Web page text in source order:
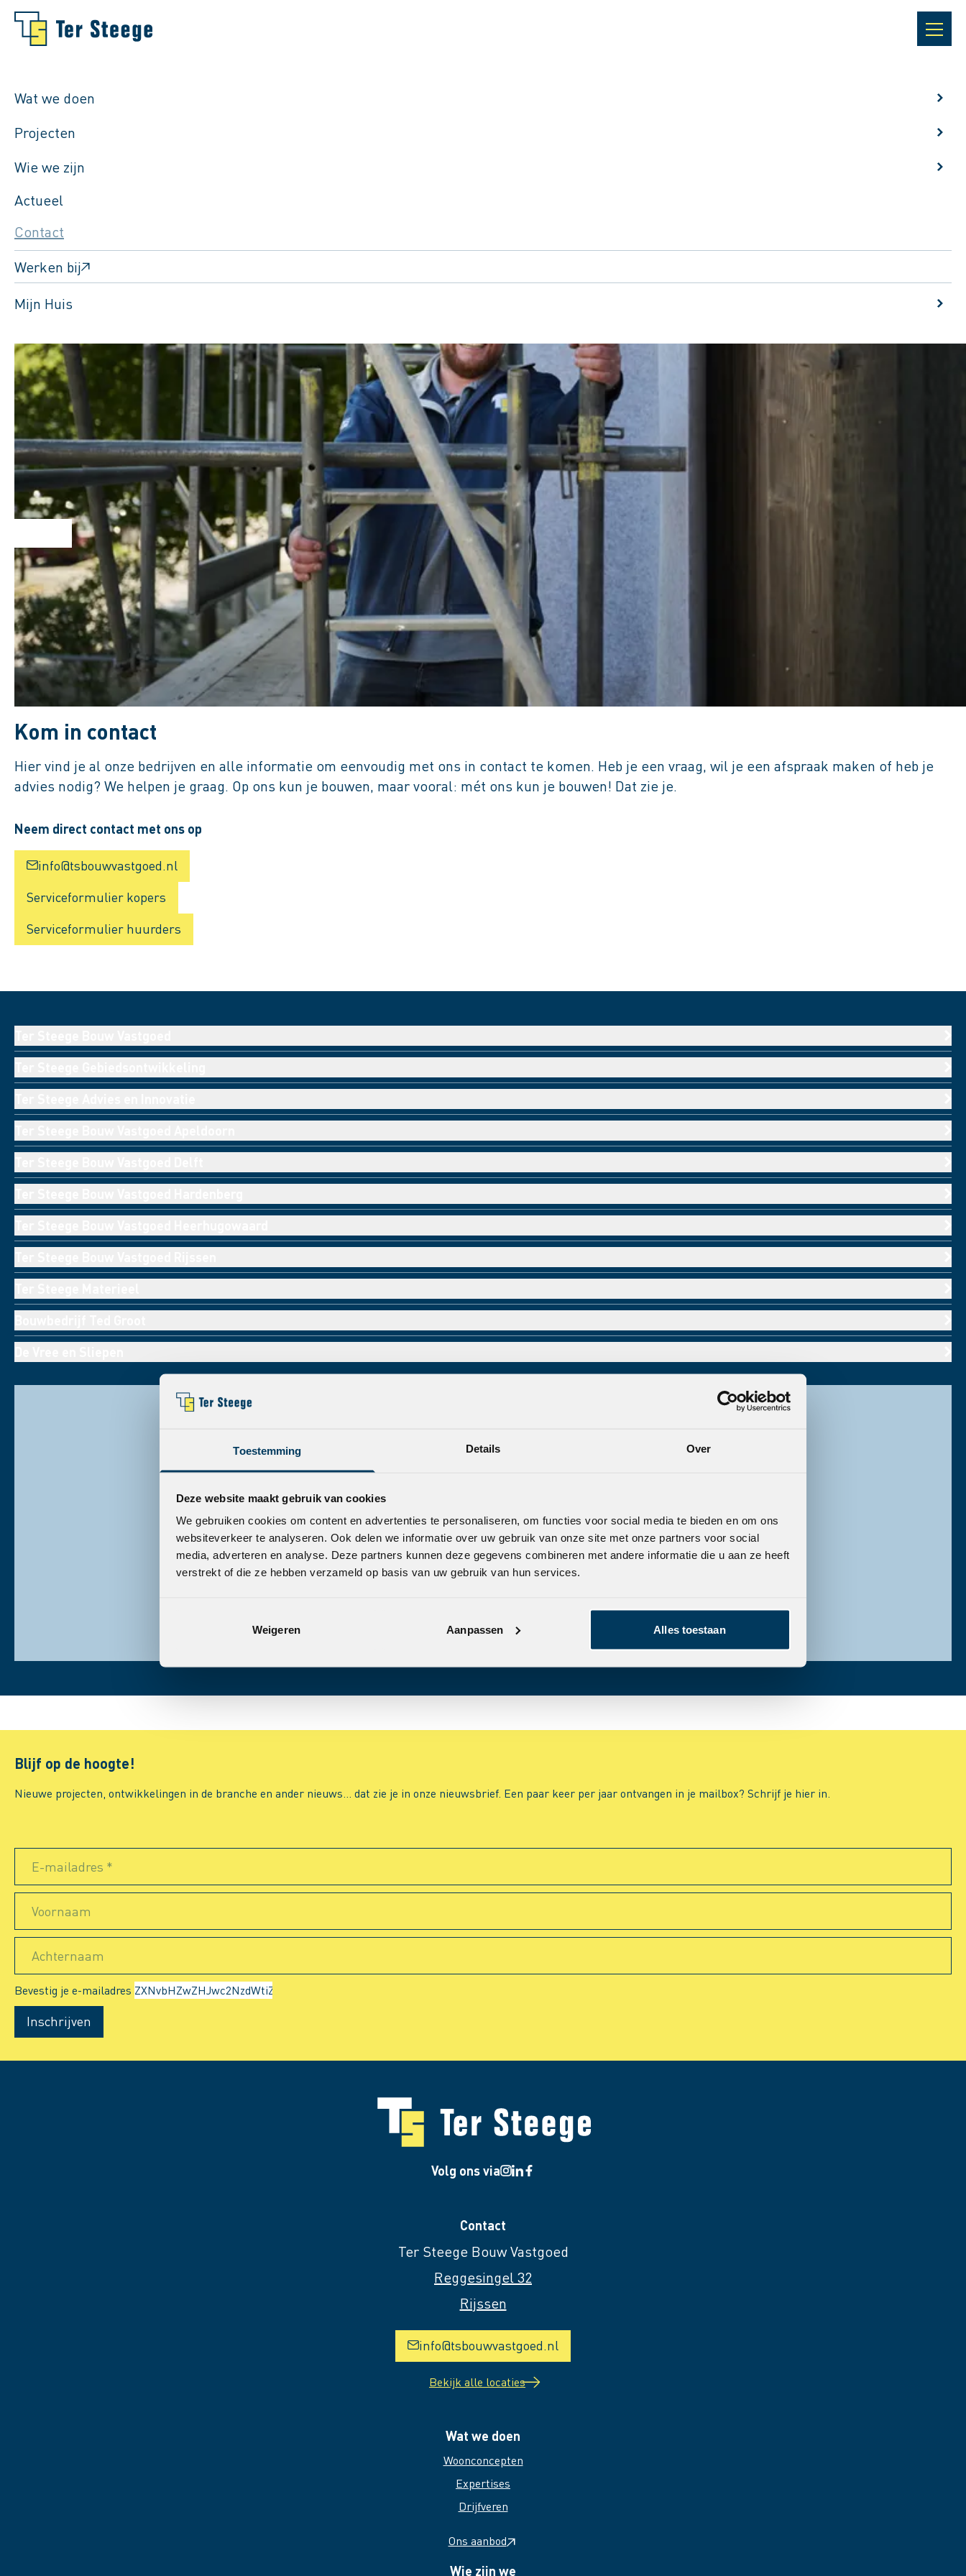
Toestemming Details Over
Deze website maakt gebruik van cookies
We gebruiken cookies om content en advertenties te personaliseren, om functies voor social media te bieden en om ons
websiteverkeer te analyseren. Ook delen we informatie over uw gebruik van onze site met onze partners voor social
media, adverteren en analyse. Deze partners kunnen deze gegevens combineren met andere informatie die u aan ze heeft
verstrekt of die ze hebben verzameld op basis van uw gebruik van hun services.
Weigeren Aanpassen Alles toestaan
Wat we doen
Projecten
Wie we zijn
Actueel
Contact
Werken bij
Mijn Huis
Kom in contact
Hier vind je al onze bedrijven en alle informatie om eenvoudig met ons in contact te komen. Heb je een vraag, wil je een afspraak maken of heb je
advies nodig? We helpen je graag. Op ons kun je bouwen, maar vooral: mét ons kun je bouwen! Dat zie je.
Neem direct contact met ons op
info@tsbouwvastgoed.nl
Serviceformulier kopers
Serviceformulier huurders
+
+
+
+
+
+
+
Blijf op de hoogte!
Nieuwe projecten, ontwikkelingen in de branche en ander nieuws… dat zie je in onze nieuwsbrief. Een paar keer per jaar ontvangen in je mailbox? Schrijf je hier in.
E-mailadres *
Voornaam
Achternaam
Bevestig je e-mailadres
Inschrijven
Volg ons via
Contact
Ter Steege Bouw Vastgoed
Reggesingel 32
Rijssen
info@tsbouwvastgoed.nl
Bekijk alle locaties
Wat we doen
Woonconcepten
Expertises
Drijfveren
Ons aanbod
Wie zijn we